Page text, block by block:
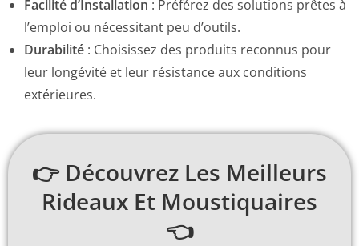
Facilité d’Installation : Préférez des solutions prêtes à
l’emploi ou nécessitant peu d’outils.
Durabilité : Choisissez des produits reconnus pour
leur longévité et leur résistance aux conditions
extérieures.
👉 Découvrez Les Meilleurs
Rideaux Et Moustiquaires
👈